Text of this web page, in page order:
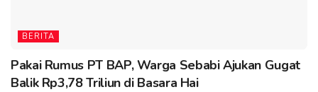
BERITA
Pakai Rumus PT BAP, Warga Sebabi Ajukan Gugat
Balik Rp3,78 Triliun di Basara Hai